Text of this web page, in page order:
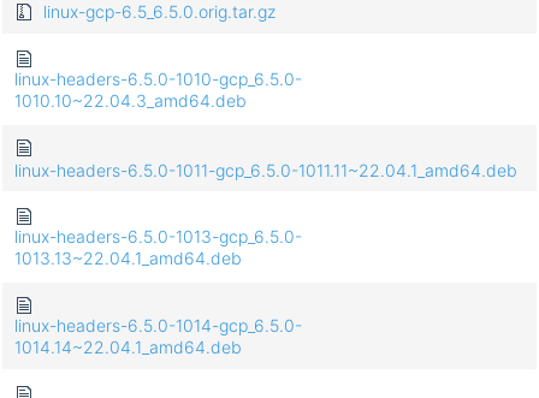
linux-gcp-6.5_6.5.0.orig.tar.gz
linux-headers-6.5.0-1010-gcp_6.5.0-
1010.10~22.04.3_amd64.deb
linux-headers-6.5.0-1011-gcp_6.5.0-1011.11~22.04.1_amd64.deb
linux-headers-6.5.0-1013-gcp_6.5.0-
1013.13~22.04.1_amd64.deb
linux-headers-6.5.0-1014-gcp_6.5.0-
1014.14~22.04.1_amd64.deb